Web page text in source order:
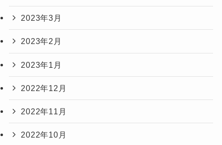
2023年3月
2023年2月
2023年1月
2022年12月
2022年11月
2022年10月